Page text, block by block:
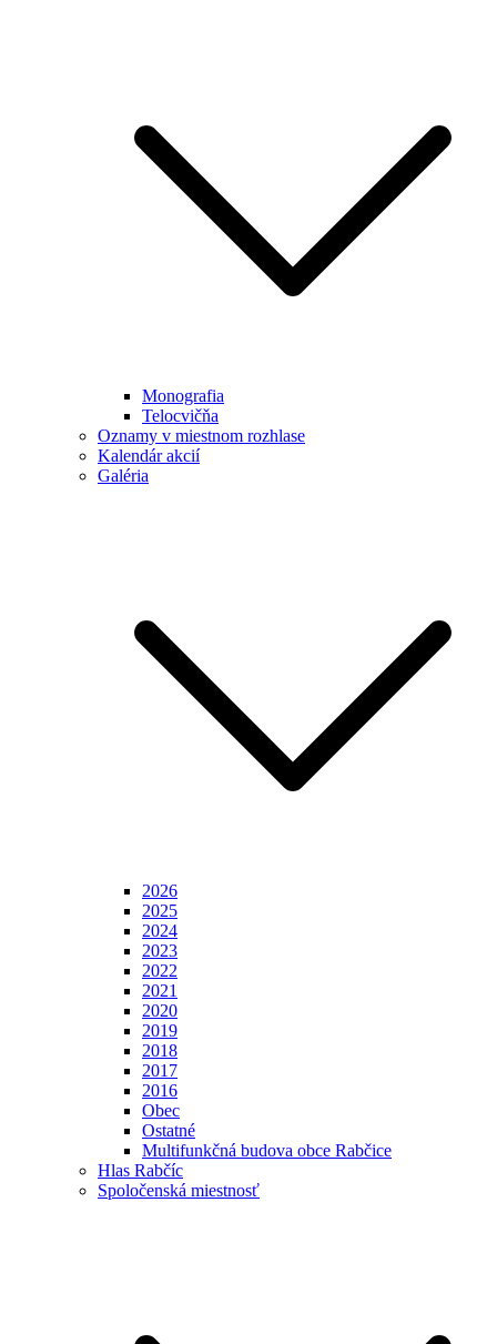
Monografia
Telocvičňa
Oznamy v miestnom rozhlase
Kalendár akcií
Galéria
2026
2025
2024
2023
2022
2021
2020
2019
2018
2017
2016
Obec
Ostatné
Multifunkčná budova obce Rabčice
Hlas Rabčíc
Spoločenská miestnosť